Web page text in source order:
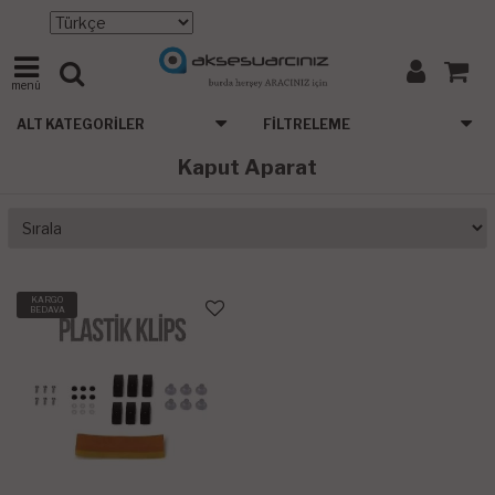
menü
ALT KATEGORILER FILTRELEME
Kaput Aparat
KARGO
BEDAVA